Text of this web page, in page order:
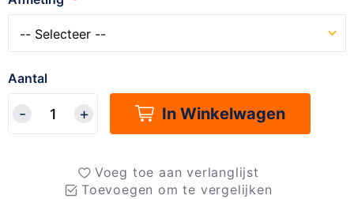
Aantal
In Winkelwagen
Voeg toe aan verlanglijst
Toevoegen om te vergelijken